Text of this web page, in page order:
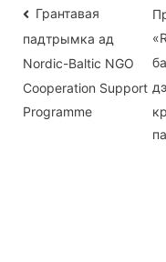
па
запісах
Грантавая
падтрымка ад
Nordic-Baltic NGO
Cooperation Support
Programme